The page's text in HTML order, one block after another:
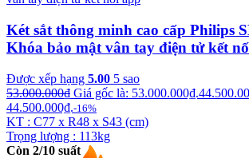
Két sắt thông minh cao cấp Philips
Khóa bảo mật vân tay điện tử kết
Được xếp hạng 5.00 5 sao
53.000.000₫ Giá gốc là: 53.000.000₫.
44.500.000₫.-16%
KT : C77 x R48 x S43 (cm)
Trọng lượng : 113kg
Còn 2/10 suất